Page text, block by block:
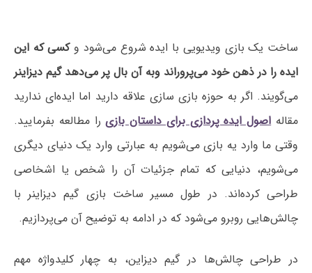
ساخت یک بازی ویدیویی با ایده شروع می‌شود وکسی که این
ایده را در ذهن خود می‌پروراند وبه آن بال پر می‌دهد گیم دیزاینر
می‌گویند. اگر به حوزه بازی سازی علاقه دارید اما ایده‌ای ندارید
مقاله اصول ایده پردازی برای داستان بازیرا مطالعه بفرمایید.
وقتی ما وارد یه بازی می‌شویم به عبارتی وارد یک دنیای دیگری
می‌شویم، دنیایی که تمام جزئیات آن را شخص یا اشخاصی
طراحی کرده‌اند. در طول مسیر ساخت بازی گیم دیزاینر با
چالش‌هایی روبرو می‌شود که در ادامه به توضیح آن می‌پردازیم.
در طراحی چالش‌ها در گیم دیزاین، به چهار کلیدواژه مهم